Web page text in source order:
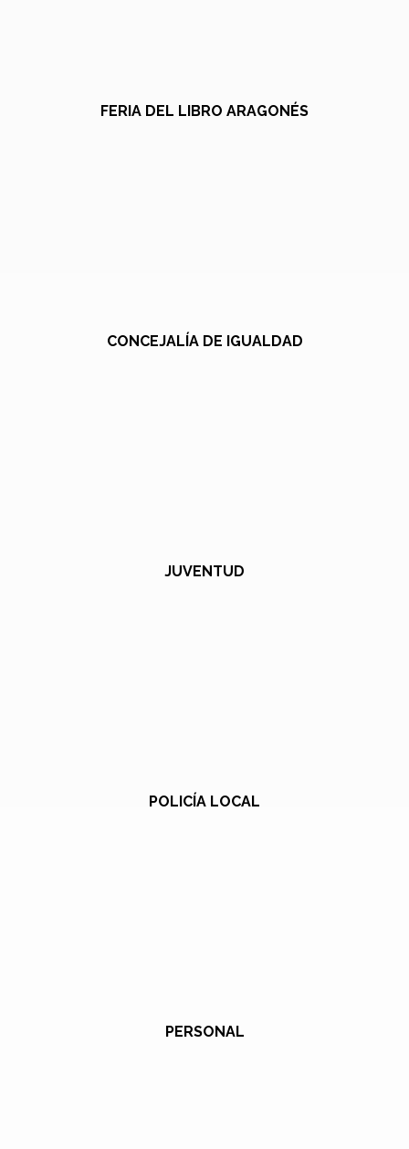
FERIA DEL LIBRO ARAGONÉS
CONCEJALÍA DE IGUALDAD
JUVENTUD
POLICÍA LOCAL
PERSONAL